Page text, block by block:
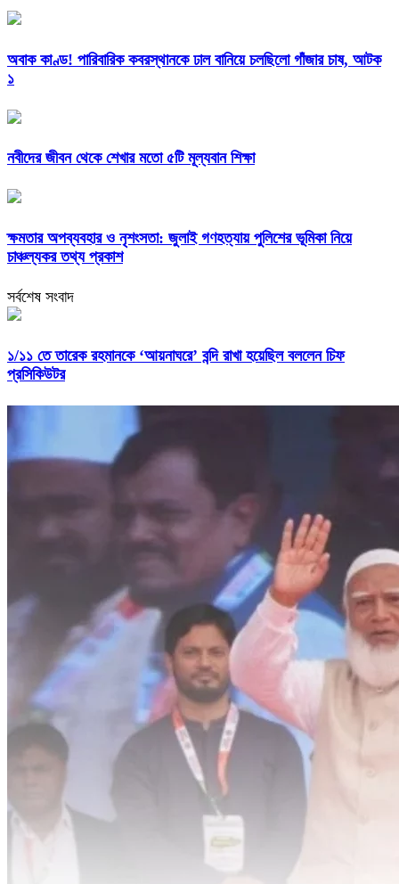
অবাক কাণ্ড! পারিবারিক কবরস্থানকে ঢাল বানিয়ে চলছিলো গাঁজার চাষ, আটক
১
নবীদের জীবন থেকে শেখার মতো ৫টি মূল্যবান শিক্ষা
ক্ষমতার অপব্যবহার ও নৃশংসতা: জুলাই গণহত্যায় পুলিশের ভূমিকা নিয়ে
চাঞ্চল্যকর তথ্য প্রকাশ
সর্বশেষ সংবাদ
১/১১ তে তারেক রহমানকে ‘আয়নাঘরে’ বন্দি রাখা হয়েছিল বললেন চিফ
প্রসিকিউটর